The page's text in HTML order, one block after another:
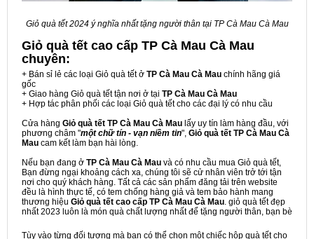
Giỏ quà tết 2024 ý nghĩa nhất tặng người thân tại TP Cà Mau Cà Mau
Giỏ quà tết cao cấp TP Cà Mau Cà Mau
chuyên:
+ Bán sỉ lẻ các loại Giỏ quà tết ở TP Cà Mau Cà Mau chính hãng giá
gốc
+ Giao hàng Giỏ quà tết tận nơi ở tại TP Cà Mau Cà Mau
+ Hợp tác phân phối các loại Giỏ quà tết cho các đại lý có nhu cầu
Cửa hàng Giỏ quà tết TP Cà Mau Cà Mau lấy uy tín làm hàng đầu, với
phương châm "một chữ tín - vạn niềm tin", Giỏ quà tết TP Cà Mau Cà
Mau cam kết làm bạn hài lòng.
Nếu bạn đang ở TP Cà Mau Cà Mau và có nhu cầu mua Giỏ quà tết,
Bạn đừng ngại khoảng cách xa, chúng tôi sẽ cử nhân viên trở tới tận
nơi cho quý khách hàng. Tất cả các sản phẩm đăng tải trên website
đều là hình thực tế, có tem chống hàng giả và tem bảo hành mang
thương hiệu Giỏ quà tết cao cấp TP Cà Mau Cà Mau. giỏ quà tết đẹp
nhất 2023 luôn là món quà chất lượng nhất để tặng người thân, bạn bè
Tùy vào từng đối tượng mà bạn có thể chọn một chiếc hộp quà tết cho